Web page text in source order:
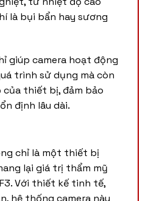
là bụi bẩn hay sương
giúp camera hoạt động
trình sử dụng mà còn
thiết bị, đảm bảo
định lâu dài.
chỉ là một thiết bị
lại giá trị thẩm mỹ
Với thiết kế tinh tế,